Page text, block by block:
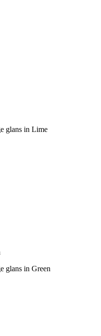
glans in Lime
glans in Green